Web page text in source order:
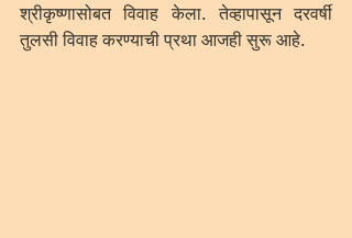
श्रीकृष्णासोबत विवाह केला. तेव्हापासून दरवर्षी
तुलसी विवाह करण्याची प्रथा आजही सुरू आहे.